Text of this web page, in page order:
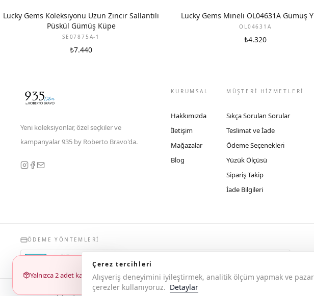
Yalnızca 2 adet kaldı
Lucky Gems Koleksiyonu Uzun Zincir Sallantılı
Püskül Gümüş Küpe
SE07875A-1
₺7.440
Lucky Gems Mineli OL04631A Gümüş
OL04631A
₺4.320
Yeni koleksiyonlar, özel seçkiler ve
kampanyalar 935 by Roberto Bravo'da.
KURUMSAL
Hakkımızda
İletişim
Mağazalar
Blog
MÜŞTERİ HİZMETLERİ
Sıkça Sorulan Sorular
Teslimat ve İade
Ödeme Seçenekleri
Yüzük Ölçüsü
Sipariş Takip
İade Bilgileri
ÖDEME YÖNTEMLERI
© 2026 Copyright 935 by Roberto Bravo
Çerez tercihleri
Alışveriş deneyimini iyileştirmek, analitik ölçüm yapmak ve
çerezler kullanıyoruz. Detaylar